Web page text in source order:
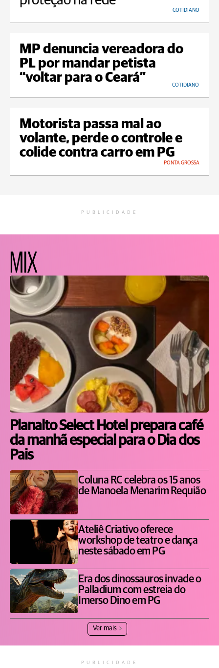
COTIDIANO
MP denuncia vereadora do
PL por mandar petista
“voltar para o Ceará”
COTIDIANO
Motorista passa mal ao
volante, perde o controle e
colide contra carro em PG
PONTA GROSSA
PUBLICIDADE
MIX
Planalto Select Hotel prepara café
da manhã especial para o Dia dos
Pais
Coluna RC celebra os 15 anos
de Manoela Menarim Requião
Ateliê Criativo oferece
workshop de teatro e dança
neste sábado em PG
Era dos dinossauros invade o
Palladium com estreia do
Imerso Dino em PG
Ver mais
PUBLICIDADE